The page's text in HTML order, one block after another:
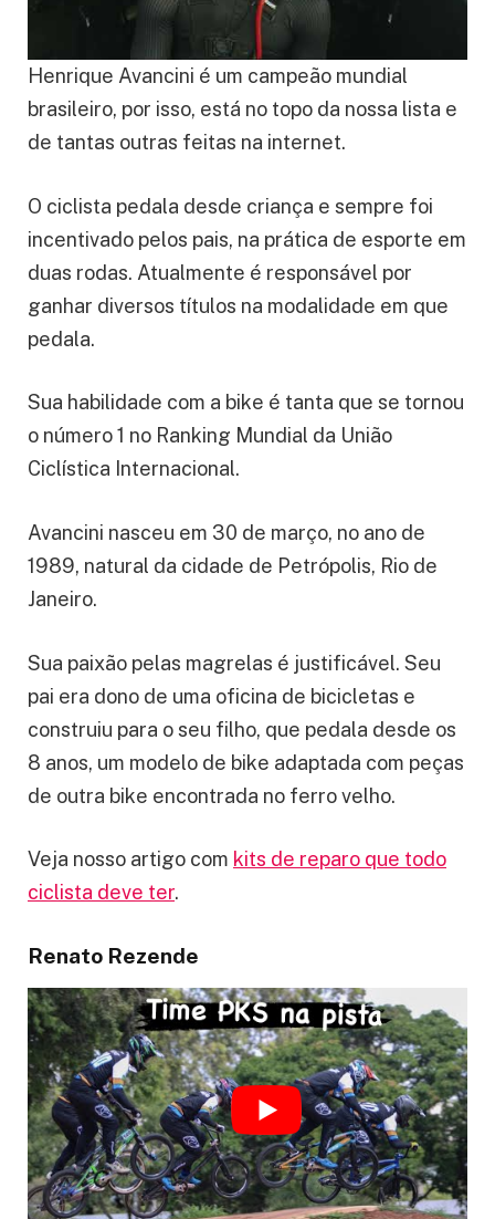
Henrique Avancini é um campeão mundial
brasileiro, por isso, está no topo da nossa lista e
de tantas outras feitas na internet.
O ciclista pedala desde criança e sempre foi
incentivado pelos pais, na prática de esporte em
duas rodas. Atualmente é responsável por
ganhar diversos títulos na modalidade em que
pedala.
Sua habilidade com a bike é tanta que se tornou
o número 1 no Ranking Mundial da União
Ciclística Internacional.
Avancini nasceu em 30 de março, no ano de
1989, natural da cidade de Petrópolis, Rio de
Janeiro.
Sua paixão pelas magrelas é justificável. Seu
pai era dono de uma oficina de bicicletas e
construiu para o seu filho, que pedala desde os
8 anos, um modelo de bike adaptada com peças
de outra bike encontrada no ferro velho.
Veja nosso artigo com kits de reparo que todo
ciclista deve ter.
Renato Rezende